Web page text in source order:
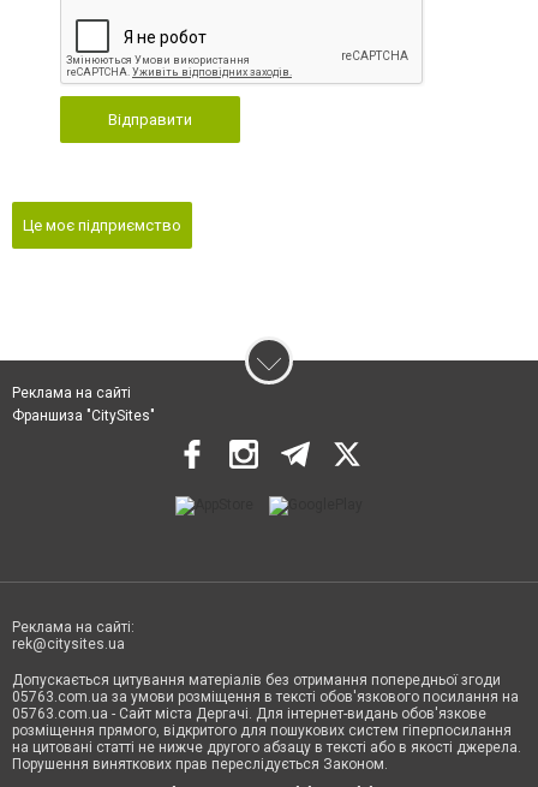
Відправити
Це моє підприємство
Реклама на сайті
Франшиза "CitySites"
Реклама на сайті:
rek@citysites.ua
Допускається цитування матеріалів без отримання попередньої згоди
05763.com.ua за умови розміщення в тексті обов'язкового посилання на
05763.com.ua - Сайт міста Дергачі. Для інтернет-видань обов'язкове
розміщення прямого, відкритого для пошукових систем гіперпосилання
на цитовані статті не нижче другого абзацу в тексті або в якості джерела.
Порушення виняткових прав переслідується Законом.